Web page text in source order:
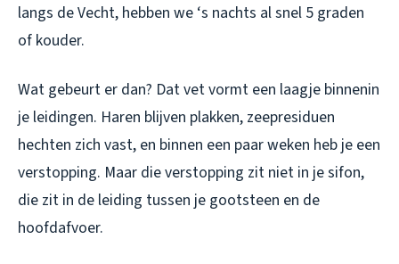
langs de Vecht, hebben we ‘s nachts al snel 5 graden
of kouder.
Wat gebeurt er dan? Dat vet vormt een laagje binnenin
je leidingen. Haren blijven plakken, zeepresiduen
hechten zich vast, en binnen een paar weken heb je een
verstopping. Maar die verstopping zit niet in je sifon,
die zit in de leiding tussen je gootsteen en de
hoofdafvoer.